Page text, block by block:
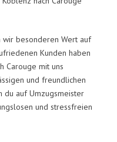
besonderen Wert auf
Kunden haben
Carouge mit uns
und freundlichen
du auf Umzugsmeister
und stressfreien